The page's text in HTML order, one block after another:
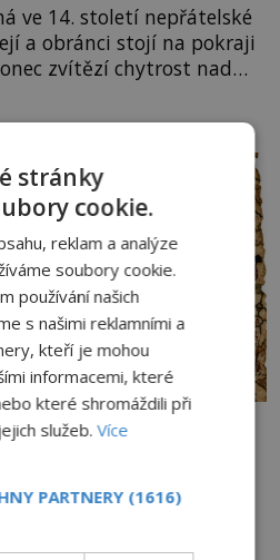
ve 14. století nepřátelské
a obránci stojí na pokraji
zvítězí chytrost nad
německé legendy vypustí
živeného králíka, aby
další porci strádá
Zakázané vědění
geniální práce
kus pergamenu.
stránky
cookie.
reklam a analýze
soubory cookie.
používání našich
s našimi reklamními a
kteří je mohou
informacemi, které
které shromáždili při
služeb.Více
PARTNERY (1616)